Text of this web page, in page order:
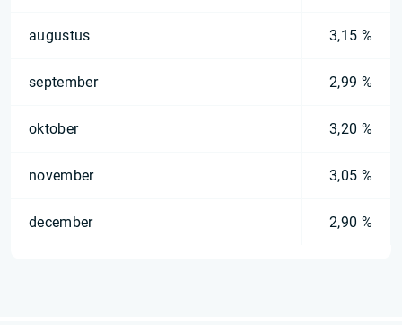
augustus 3,15 %
september 2,99 %
oktober 3,20 %
november 3,05 %
december 2,90 %